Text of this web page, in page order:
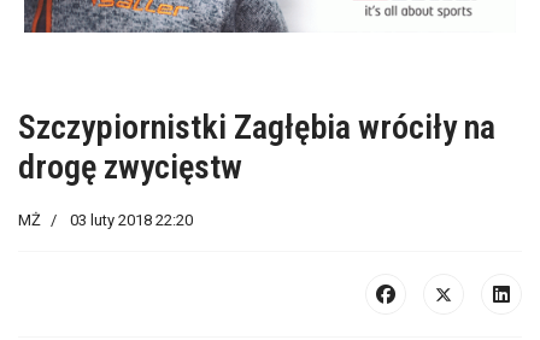
Szczypiornistki Zagłębia wróciły na
drogę zwycięstw
MŻ 03 luty 2018 22:20